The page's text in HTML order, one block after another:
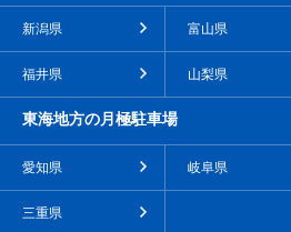
新潟県 富山県
福井県 山梨県
東海地方の月極駐車場
愛知県 岐阜県
三重県